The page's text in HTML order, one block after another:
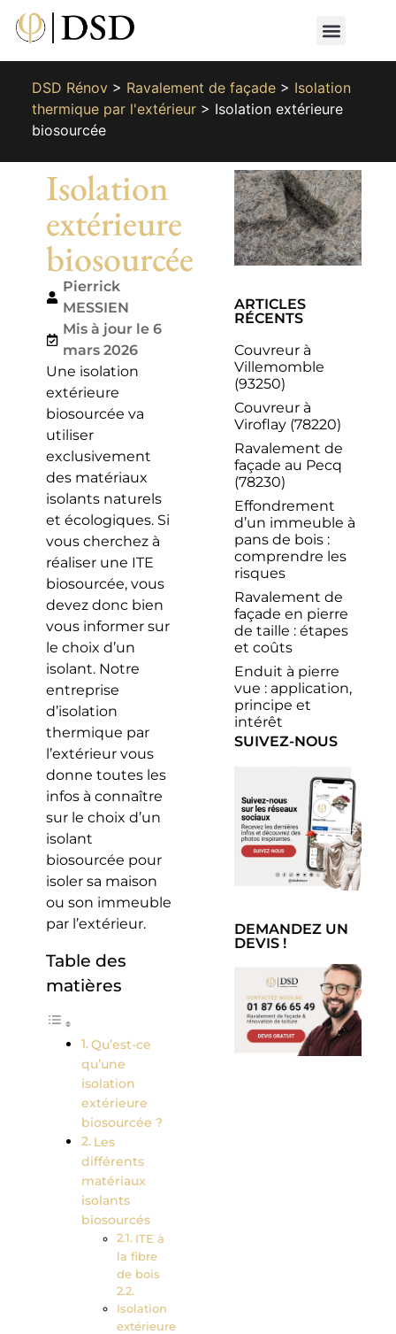
DSD Rénov> Ravalement de façade> Isolation
thermique par l'extérieur> Isolation extérieure
biosourcée
Isolation
extérieure
biosourcée
Pierrick
MESSIEN
Mis à jour le 6
mars 2026
Une isolation
extérieure
biosourcée va
utiliser
exclusivement
des matériaux
isolants naturels
et écologiques. Si
vous cherchez à
réaliser une ITE
biosourcée, vous
devez donc bien
vous informer sur
le choix d’un
isolant. Notre
entreprise
d’isolation
thermique par
l’extérieur vous
donne toutes les
infos à connaître
sur le choix d’un
isolant
biosourcée pour
isoler sa maison
ou son immeuble
par l’extérieur.
Table des
matières
Qu’est-ce
qu’une
isolation
extérieure
biosourcée ?
Les
différents
matériaux
isolants
biosourcés
ITE à
la fibre
de bois
Isolation
extérieure
ARTICLES
RÉCENTS
Couvreur à
Villemomble
(93250)
Couvreur à
Viroflay (78220)
Ravalement de
façade au Pecq
(78230)
Effondrement
d’un immeuble à
pans de bois :
comprendre les
risques
Ravalement de
façade en pierre
de taille : étapes
et coûts
Enduit à pierre
vue : application,
principe et
intérêt
SUIVEZ-NOUS
DEMANDEZ UN
DEVIS !